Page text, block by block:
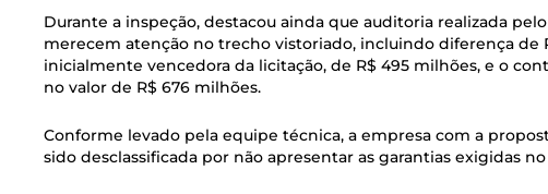
Durante a inspeção, destacou ainda que auditoria realizada
merecem atenção no trecho vistoriado, incluindo diferença de
inicialmente vencedora da licitação, de R$ 495 milhões, e o
no valor de R$ 676 milhões.
Conforme levado pela equipe técnica, a empresa com a
sido desclassificada por não apresentar as garantias exigidas